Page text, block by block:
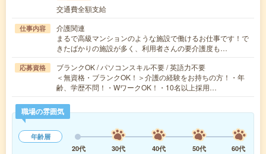
交通費全額支給
仕事内容
介護関連
まるで高級マンションのような施設で働けるお仕事です！で
きたばかりの施設が多く、利用者さんの要介護度も…
応募資格
ブランクOK / パソコンスキル不要 / 英語力不要
＜無資格・ブランクOK！＞介護の経験をお持ちの方！・年
齢、学歴不問！・WワークOK！・10名以上採用…
職場の雰囲気
年齢層
20代
30代 40代 50代
60代